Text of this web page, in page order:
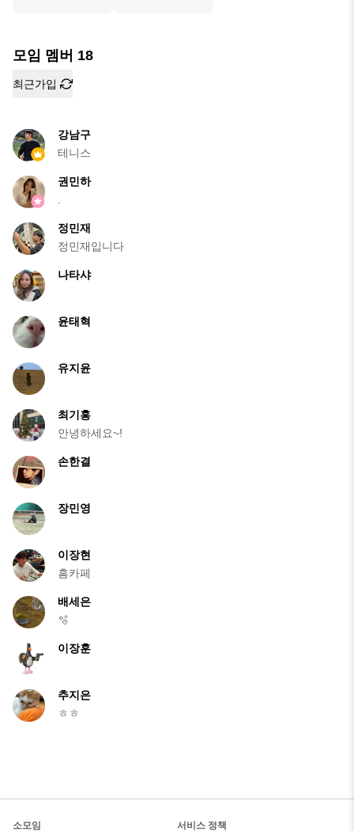
모임 멤버 18
최근가입
강남구
테니스
권민하
정민재
정민재입니다
나타샤
윤태혁
유지윤
최기홍
안녕하세요~!
손한결
장민영
이장현
흠카페
배세은
🫧
이장훈
추지은
ㅎㅎ
소모임 서비스 정책